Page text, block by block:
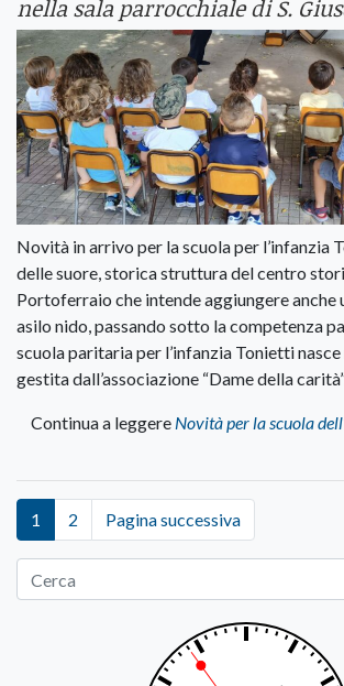
nella sala parrocchiale di S.
Novità in arrivo per la scuola per l’infanzia
delle suore, storica struttura del centro
Portoferraio che intende aggiungere anche
asilo nido, passando sotto la competenza
scuola paritaria per l’infanzia Tonietti
gestita dall’associazione “Dame della
Continua a leggere Novità per la scuola
1 2 Pagina successiva